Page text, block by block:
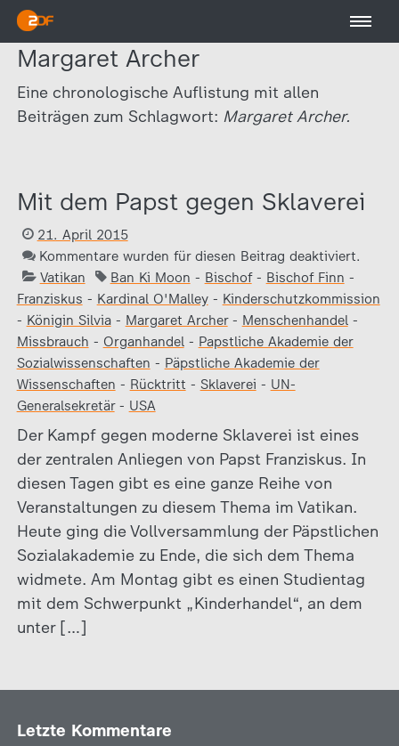
Margaret Archer
Eine chronologische Auflistung mit allen
Beiträgen zum Schlagwort: Margaret Archer.
Mit dem Papst gegen Sklaverei
21. April 2015
Kommentare wurden für diesen Beitrag deaktiviert.
Vatikan
Ban Ki Moon - Bischof- Bischof Finn -
Franziskus - Kardinal O'Malley- Kinderschutzkommission
- Königin Silvia- Margaret Archer- Menschenhandel-
Missbrauch - Organhandel- Papstliche Akademie der
Sozialwissenschaften - Päpstliche Akademie der
Wissenschaften - Rücktritt - Sklaverei - UN-
Generalsekretär- USA
Der Kampf gegen moderne Sklaverei ist eines
der zentralen Anliegen von Papst Franziskus. In
diesen Tagen gibt es eine ganze Reihe von
Veranstaltungen zu diesem Thema im Vatikan.
Heute ging die Vollversammlung der Päpstlichen
Sozialakademie zu Ende, die sich dem Thema
widmete. Am Montag gibt es einen Studientag
mit dem Schwerpunkt „Kinderhandel“, an dem
unter […]
Letzte Kommentare